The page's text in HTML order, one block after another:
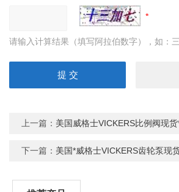
请输入计算结果（填写阿拉伯数字），如：
上一篇： 美国威格士VICKERS比例阀现货
下一篇： 美国*威格士VICKERS齿轮泵现